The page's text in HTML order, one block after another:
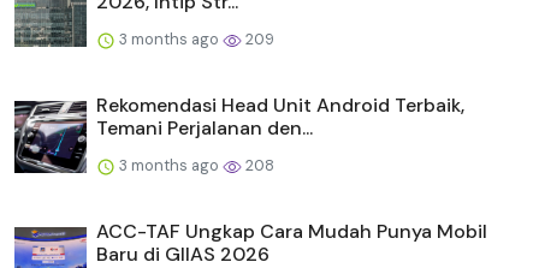
3 months ago 209
Rekomendasi Head Unit Android Terbaik,
Temani Perjalanan den...
3 months ago 208
ACC-TAF Ungkap Cara Mudah Punya Mobil
Baru di GIIAS 2026